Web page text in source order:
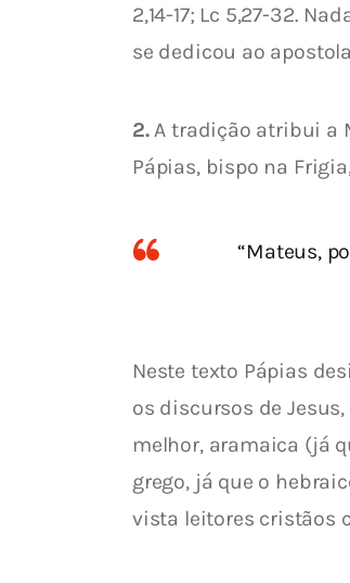
2,14-17; Lc 5,27-32.
se dedicou ao
2. A tradição atribui a
Pápias, bispo na
“Mateus,
Neste texto Pápias
os discursos de
melhor, aramaica (já
grego, já que o
vista leitores cristãos